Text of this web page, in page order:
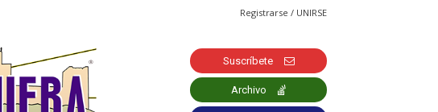
Registrarse / UNIRSE
Suscríbete
Archivo